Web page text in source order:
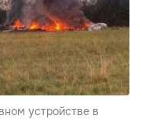
устройстве в